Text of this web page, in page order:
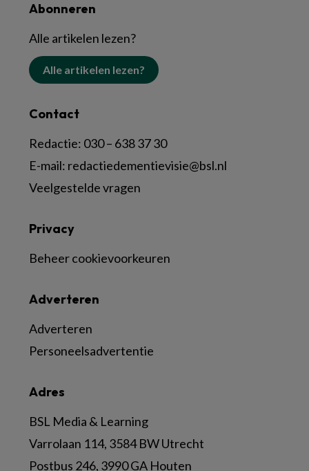
Abonneren
Alle artikelen lezen?
Alle artikelen lezen?
Contact
Redactie: 030 – 638 37 30
E-mail: redactiedementievisie@bsl.nl
Veelgestelde vragen
Adres
BSL Media & Learning
Varrolaan 114, 3584 BW Utrecht
Postbus 246, 3990 GA Houten
Adverteren
Adverteren
Personeelsadvertentie
Privacy
Beheer cookievoorkeuren